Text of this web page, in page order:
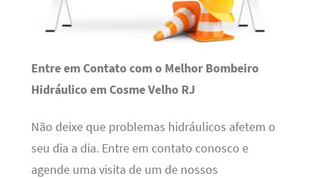
Entre em Contato com o Melhor Bombeiro
Hidráulico em Cosme Velho RJ
Não deixe que problemas hidráulicos afetem o
seu dia a dia. Entre em contato conosco e
agende uma visita de um de nossos